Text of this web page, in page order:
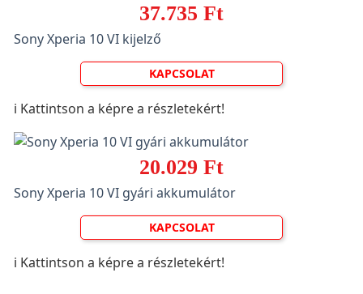
37.735 Ft
Sony Xperia 10 VI kijelző
KAPCSOLAT
ℹ️ Kattintson a képre a részletekért!
20.029 Ft
Sony Xperia 10 VI gyári akkumulátor
KAPCSOLAT
ℹ️ Kattintson a képre a részletekért!